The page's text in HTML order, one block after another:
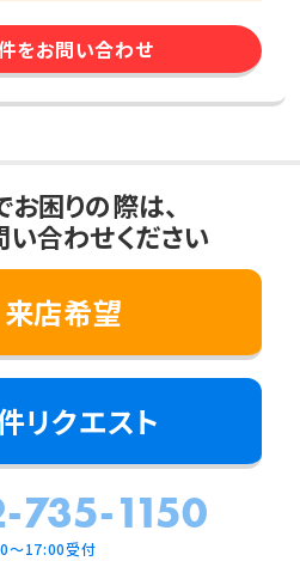
をお問い合わせ
困りの際は、
合わせください
来店希望
リクエスト
735-1150
～17:00受付